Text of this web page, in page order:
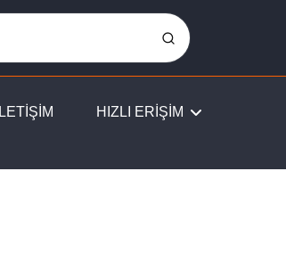
İLETİŞİM HIZLI ERİŞİM